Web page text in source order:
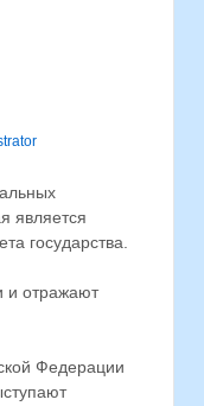
является
государства.
и отражают
Федерации